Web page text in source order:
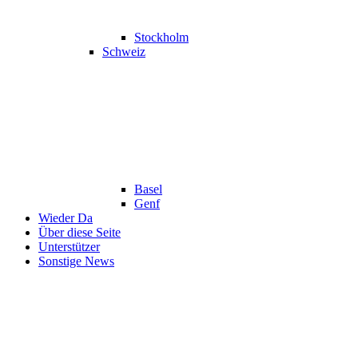
Stockholm
Schweiz
Basel
Genf
Wieder Da
Über diese Seite
Unterstützer
Sonstige News